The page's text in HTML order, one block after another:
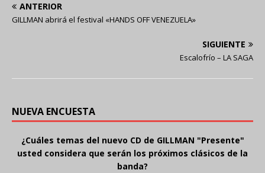
ANTERIOR
GILLMAN abrirá el festival «HANDS OFF VENEZUELA»
SIGUIENTE
Escalofrío – LA SAGA
NUEVA ENCUESTA
¿Cuáles temas del nuevo CD de GILLMAN "Presente"
usted considera que serán los próximos clásicos de la
banda?